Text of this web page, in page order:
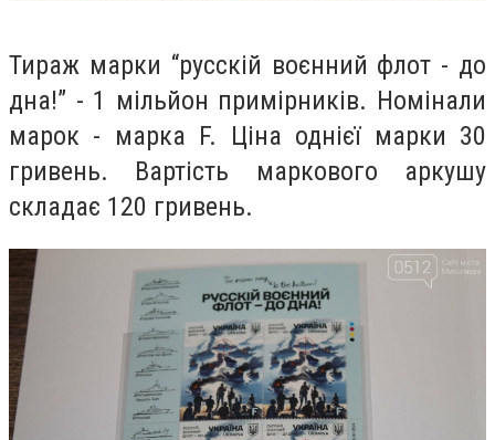
Тираж марки “русскій воєнний флот - до
дна!” - 1 мільйон примірників. Номінали
марок - марка F. Ціна однієї марки 30
гривень. Вартість маркового аркушу
складає 120 гривень.